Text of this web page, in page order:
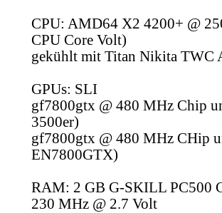
CPU: AMD64 X2 4200+ @
CPU Core Volt)
gekühlt mit Titan Nikita TWC
GPUs: SLI
gf7800gtx @ 480 MHz Chip
3500er)
gf7800gtx @ 480 MHz CHip
EN7800GTX)
RAM: 2 GB G-SKILL PC500
230 MHz @ 2.7 Volt